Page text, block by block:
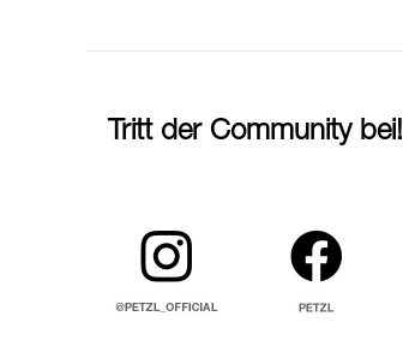
Tritt der Community bei!